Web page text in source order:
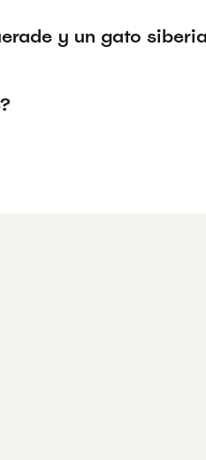
y un gato